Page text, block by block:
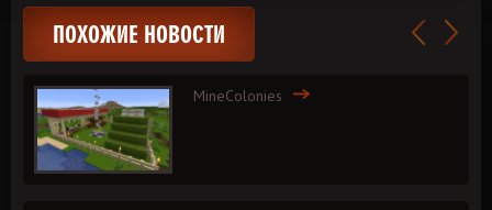
ПОХОЖИЕ НОВОСТИ
MineColonies